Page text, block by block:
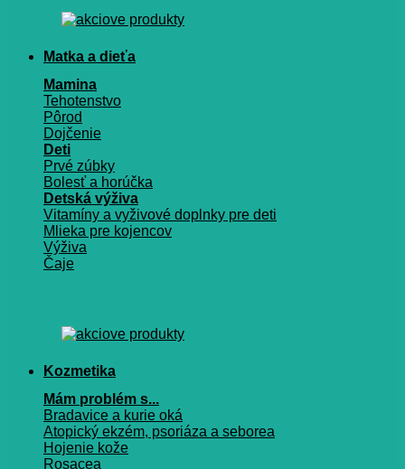
Matka a dieťa
Mamina
Tehotenstvo
Pôrod
Dojčenie
Deti
Prvé zúbky
Bolesť a horúčka
Detská výživa
Vitamíny a vyživové doplnky pre deti
Mlieka pre kojencov
Výživa
Čaje
Kozmetika
Mám problém s...
Bradavice a kurie oká
Atopický ekzém, psoriáza a seborea
Hojenie kože
Rosacea